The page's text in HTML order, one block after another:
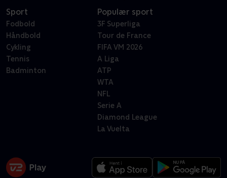
Sport
Fodbold
Håndbold
Cykling
Tennis
Badminton
Populær sport
3F Superliga
Tour de France
FIFA VM 2026
A Liga
ATP
WTA
NFL
Serie A
Diamond League
La Vuelta